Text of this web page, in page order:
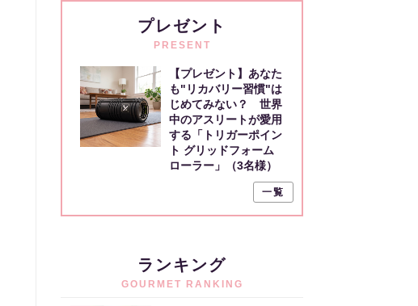
プレゼント
PRESENT
【プレゼント】あなた
も"リカバリー習慣"は
じめてみない？ 世界
中のアスリートが愛用
する「トリガーポイン
ト グリッドフォーム
ローラー」（3名様）
一覧
ランキング
GOURMET RANKING